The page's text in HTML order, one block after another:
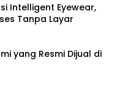
Intelligent Eyewear,
Tanpa Layar
yang Resmi Dijual di